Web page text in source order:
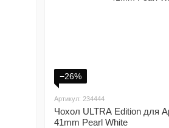
−26%
Артикул: 234444
Чохол ULTRA Edition для
41mm Pearl White